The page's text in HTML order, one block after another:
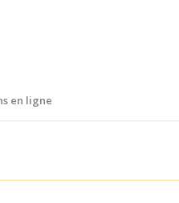
en ligne